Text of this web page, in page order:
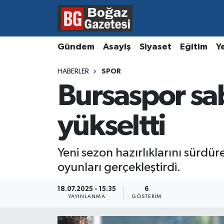
Gündem Asayiş Siyaset Eğitim
HABERLER SPOR
Bursaspor
yükseltti
Yeni sezon hazırlıklarını
oyunları gerçekleştirdi.
18.07.2025 - 15:35
YAYINLANMA
6
GÖSTERIM
Asayiş
Kültür ve Sanat
Magazin
Resmi İlanlar
Hava Durumu
Süper Lig Puan Durumu ve Fikstür
Tüm Manşetler
Son Dakika Haberleri
Haber Arşivi